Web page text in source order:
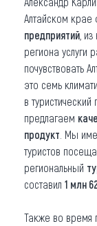
Алтайском крае
предприятий ,
региона услуги
почувствовать
это семь
в
предлагаем
продукт . Мы
туристов
региональный
составил 1 млн
Также во время